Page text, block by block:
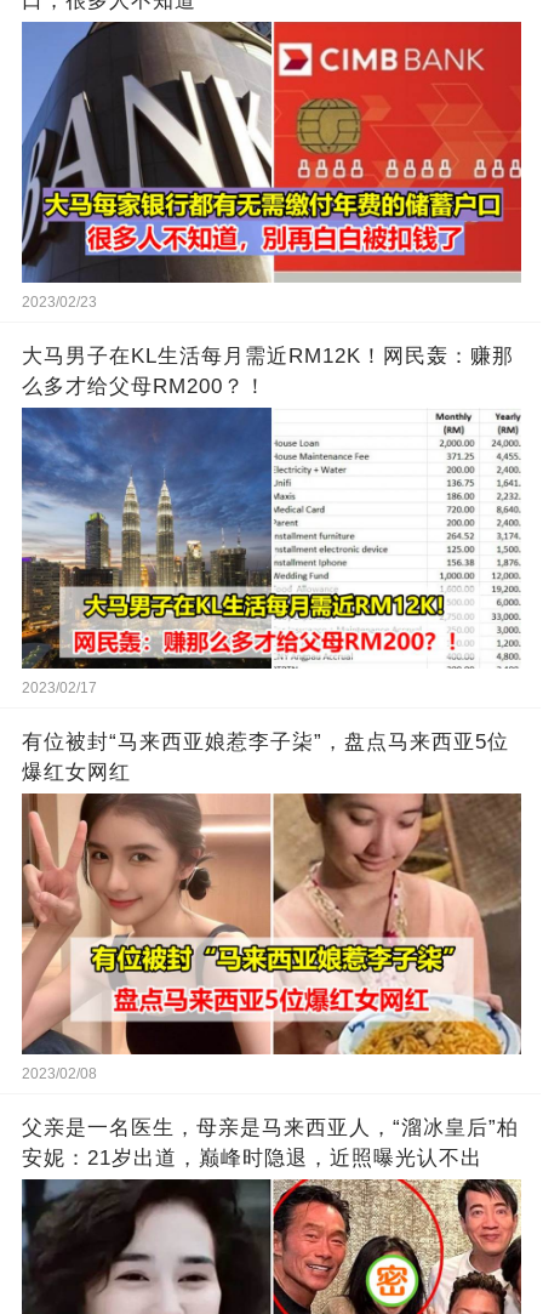
2023/02/23
大马男子在KL生活每月需近RM12K！网民轰：赚那
么多才给父母RM200？！
2023/02/17
有位被封“马来西亚娘惹李子柒”，盘点马来西亚5位
爆红女网红
2023/02/08
父亲是一名医生，母亲是马来西亚人，“溜冰皇后”柏
安妮：21岁出道，巅峰时隐退，近照曝光认不出